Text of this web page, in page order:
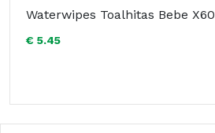
Waterwipes Toalhitas Bebe X60
€ 5.45